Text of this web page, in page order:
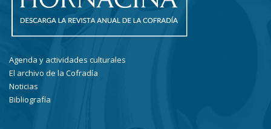
Agenda y actividades culturales
El archivo de la Cofradía
Noticias
Bibliografía